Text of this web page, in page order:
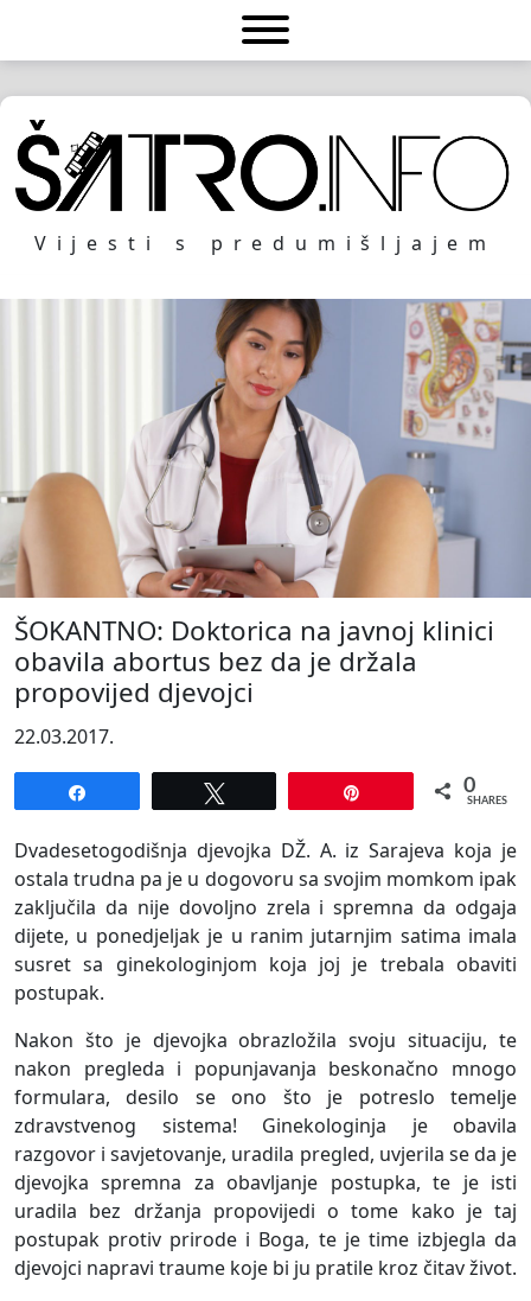
Vijesti s predumišljajem
ŠOKANTNO: Doktorica na javnoj klinici
obavila abortus bez da je držala
propovijed djevojci
22.03.2017.
0
SHARES
Dvadesetogodišnja djevojka DŽ. A. iz Sarajeva koja je
ostala trudna pa je u dogovoru sa svojim momkom ipak
zaključila da nije dovoljno zrela i spremna da odgaja
dijete, u ponedjeljak je u ranim jutarnjim satima imala
susret sa ginekologinjom koja joj je trebala obaviti
postupak.
Nakon što je djevojka obrazložila svoju situaciju, te
nakon pregleda i popunjavanja beskonačno mnogo
formulara, desilo se ono što je potreslo temelje
zdravstvenog sistema! Ginekologinja je obavila
razgovor i savjetovanje, uradila pregled, uvjerila se da je
djevojka spremna za obavljanje postupka, te je isti
uradila bez držanja propovijedi o tome kako je taj
postupak protiv prirode i Boga, te je time izbjegla da
djevojci napravi traume koje bi ju pratile kroz čitav život.